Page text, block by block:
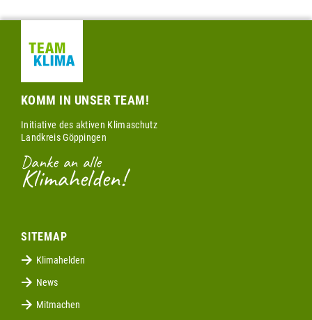
KOMM IN UNSER TEAM!
Initiative des aktiven Klimaschutz
Landkreis Göppingen
Danke an alle
Klimahelden!
SITEMAP
Klimahelden
News
Mitmachen